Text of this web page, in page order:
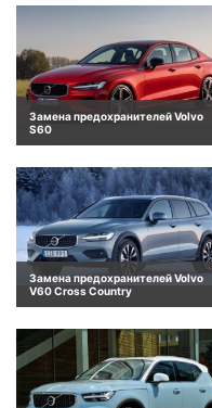
Замена предохранителей Volvo
S60
Замена предохранителей Volvo
V60 Cross Country